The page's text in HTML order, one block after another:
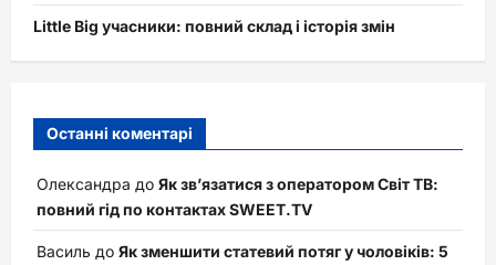
Little Big учасники: повний склад і історія змін
Останні коментарі
Олександра до Як зв’язатися з оператором Світ ТВ:
повний гід по контактах SWEET.TV
Василь до Як зменшити статевий потяг у чоловіків: 5